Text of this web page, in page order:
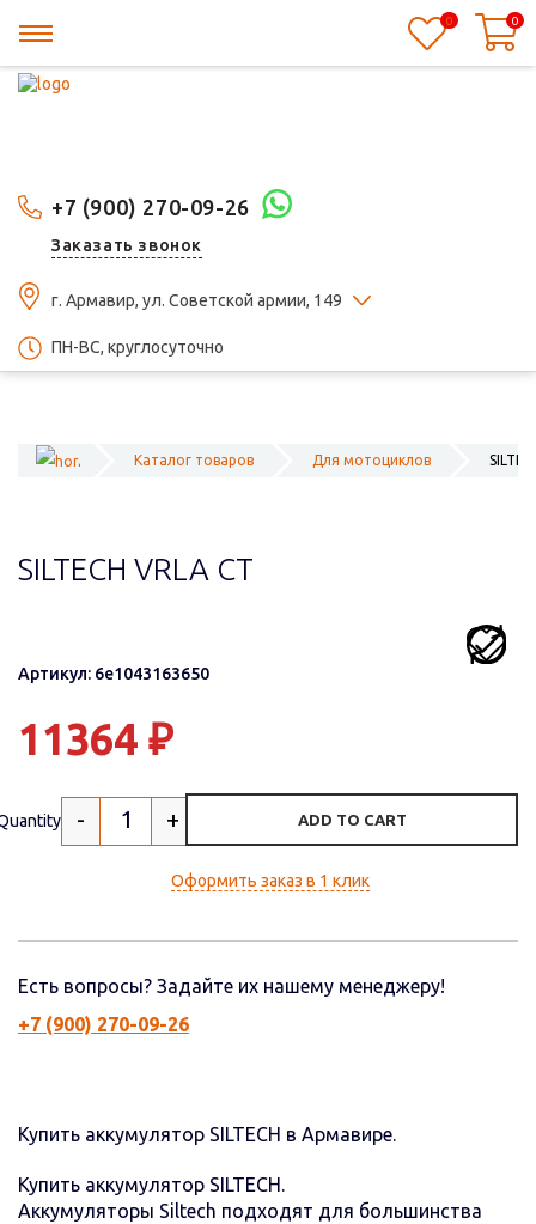
+7 (900) 270-09-26
Заказать звонок
г. Армавир, ул. Советской армии, 149
ПН-ВС, круглосуточно
0 0
Каталог товаров Для мотоциклов
SILTECH VRLA СТ
Артикул: 6e1043163650
11364 ₽
- + ADD TO CART
Оформить заказ в 1 клик
Есть вопросы? Задайте их нашему менеджеру!
+7 (900) 270-09-26
Купить аккумулятор SILTECH в Армавире.
Купить аккумулятор SILTECH.
Аккумуляторы Siltech подходят для большинства